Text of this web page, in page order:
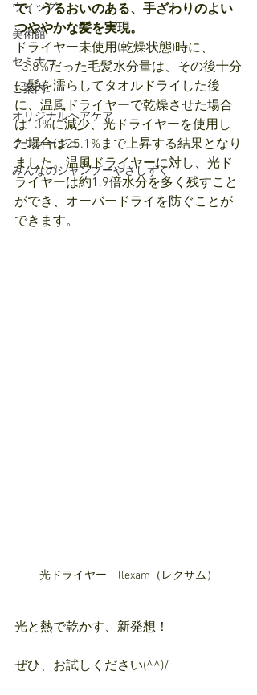
ウィッグ
美術館
セミナー
ご案内
オリジナルヘアケア
クリレージュ
みんなのシャンプーやさしずく
で、うるおいのある、手ざわりのよい
つややかな髪を実現。
ドライヤー未使用(乾燥状態)時に、
13.8%だった毛髪水分量は、その後十分
に髪を濡らしてタオルドライした後
に、温風ドライヤーで乾燥させた場合
は13%に減少、光ドライヤーを使用し
た場合は25.1%まで上昇する結果となり
ました。温風ドライヤーに対し、光ド
ライヤーは約1.9倍水分を多く残すこと
ができ、オーバードライを防ぐことが
できます。
光ドライヤー　llexam（レクサム）
光と熱で乾かす、新発想！
ぜひ、お試しください(^^)/